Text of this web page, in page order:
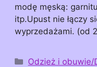
modę męską:
itp.Upust nie łączy
wyprzedażami. (od
Kategorie
Odzież i obuwie/